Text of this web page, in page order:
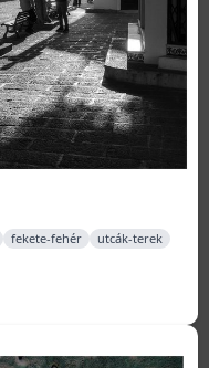
fekete-fehér
utcák-terek